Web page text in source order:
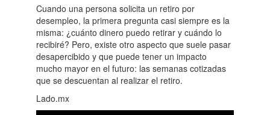
Cuando una persona solicita un retiro por
desempleo, la primera pregunta casi siempre es la
misma: ¿cuánto dinero puedo retirar y cuándo lo
recibiré? Pero, existe otro aspecto que suele pasar
desapercibido y que puede tener un impacto
mucho mayor en el futuro: las semanas cotizadas
que se descuentan al realizar el retiro.
Lado.mx